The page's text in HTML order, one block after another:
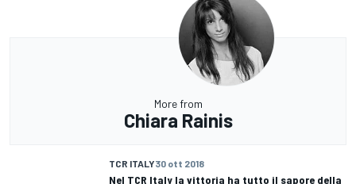
More from
Chiara Rainis
TCR ITALY30 ott 2018
Nel TCR Italy la vittoria ha tutto il sapore della